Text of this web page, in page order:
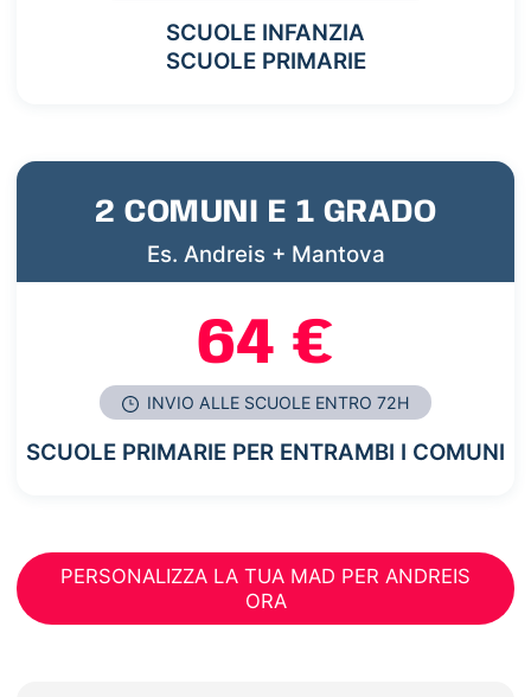
SCUOLE INFANZIA
SCUOLE PRIMARIE
2 COMUNI E 1 GRADO
Es. Andreis + Mantova
64 €
INVIO ALLE SCUOLE ENTRO 72H
SCUOLE PRIMARIE PER ENTRAMBI I COMUNI
PERSONALIZZA LA TUA MAD PER ANDREIS
ORA